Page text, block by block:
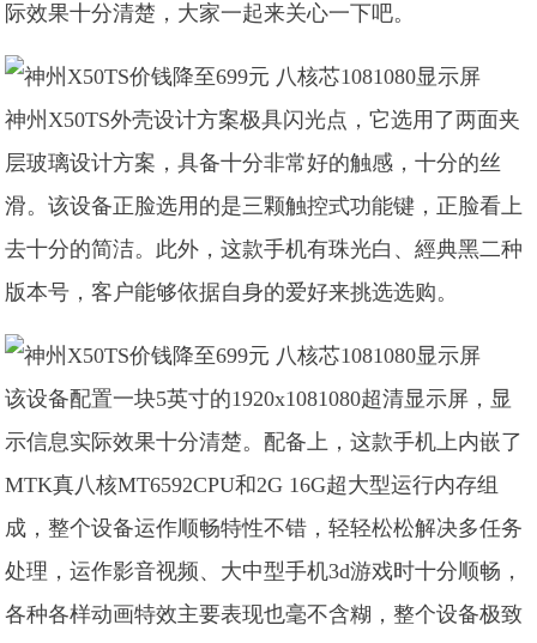
际效果十分清楚，大家一起来关心一下吧。
神州X50TS外壳设计方案极具闪光点，它选用了两面夹
层玻璃设计方案，具备十分非常好的触感，十分的丝
滑。该设备正脸选用的是三颗触控式功能键，正脸看上
去十分的简洁。此外，这款手机有珠光白、經典黑二种
版本号，客户能够依据自身的爱好来挑选选购。
该设备配置一块5英寸的1920x1081080超清显示屏，显
示信息实际效果十分清楚。配备上，这款手机上内嵌了
MTK真八核MT6592CPU和2G 16G超大型运行内存组
成，整个设备运作顺畅特性不错，轻轻松松解决多任务
处理，运作影音视频、大中型手机3d游戏时十分顺畅，
各种各样动画特效主要表现也毫不含糊，整个设备极致